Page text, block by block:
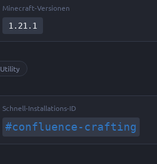
Minecraft-Versionen
1.21.1
Utility
Schnell-Installations-ID
#confluence-crafting